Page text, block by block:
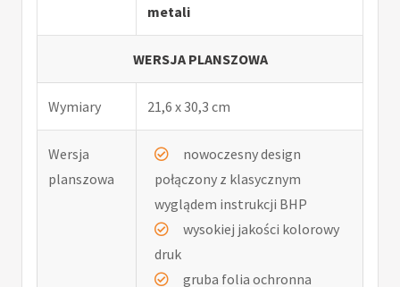
metali
WERSJA PLANSZOWA
Wymiary 21,6 x 30,3 cm
Wersja
planszowa
nowoczesny design
połączony z klasycznym
wyglądem instrukcji BHP
wysokiej jakości kolorowy
druk
gruba folia ochronna